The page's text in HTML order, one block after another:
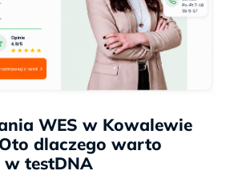
WES w Kowalewie
dlaczego warto
testDNA